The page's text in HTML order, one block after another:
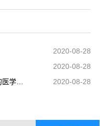
2020-08-28
2020-08-28
【科普】糖尿病的运动，你最该知道的医学知识
2020-08-28